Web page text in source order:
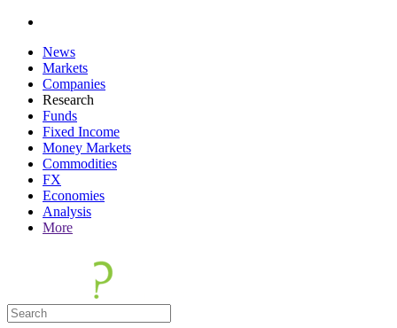
News
Markets
Companies
Research
Funds
Fixed Income
Money Markets
Commodities
FX
Economies
Analysis
More